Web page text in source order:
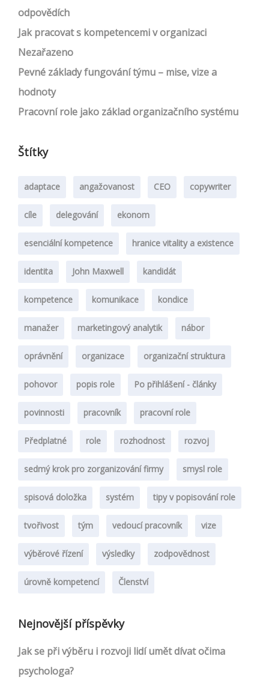
odpovědích
Jak pracovat s kompetencemi v organizaci
Nezařazeno
Pevné základy fungování týmu – mise, vize a
hodnoty
Pracovní role jako základ organizačního systému
Štítky
adaptace angažovanost CEO copywriter
cíle delegování ekonom
esenciální kompetence hranice vitality a existence
identita John Maxwell kandidát
kompetence komunikace kondice
manažer marketingový analytik nábor
oprávnění organizace organizační struktura
pohovor popis role Po přihlášení - články
povinnosti pracovník pracovní role
Předplatné role rozhodnost rozvoj
sedmý krok pro zorganizování firmy smysl role
spisová doložka systém tipy v popisování role
tvořivost tým vedoucí pracovník vize
výběrové řízení výsledky zodpovědnost
úrovně kompetencí Členství
Nejnovější příspěvky
Jak se při výběru i rozvoji lidí umět dívat očima
psychologa?